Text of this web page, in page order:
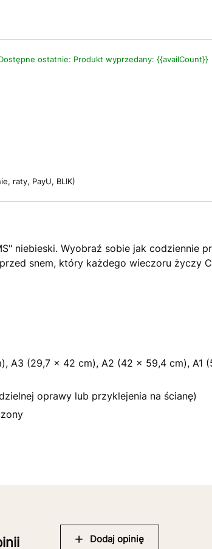
ostatnie: Produkt wyprzedany: {{availCount}}
raty, PayU, BLIK)
niebieski. Wyobraź sobie jak codziennie
snem, który każdego wieczoru życzy
A3 (29,7 x 42 cm), A2 (42 x 59,4 cm), A1
oprawy lub przyklejenia na ścianę)
Dodaj opinię